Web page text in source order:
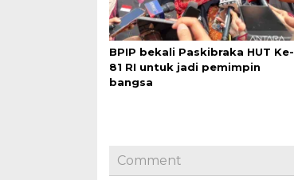
BPIP bekali Paskibraka HUT Ke-
81 RI untuk jadi pemimpin
bangsa
Comment